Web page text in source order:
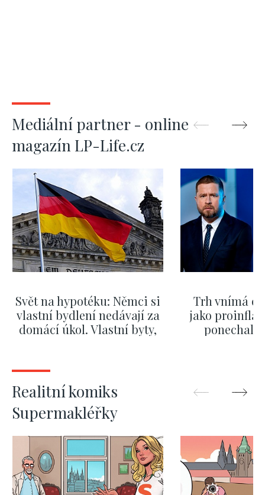
Mediální partner - online
magazín LP-Life.cz
Svět na hypotéku: Němci si
vlastní bydlení nedávají za
domácí úkol. Vlastní byty,
Trh vnímá
jako
ponechali
Realitní komiks
Supermakléřky